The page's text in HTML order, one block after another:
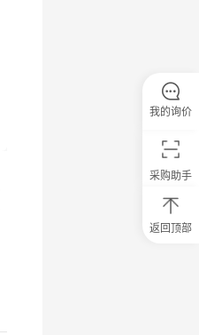
采购助手
返回顶部
我的询价